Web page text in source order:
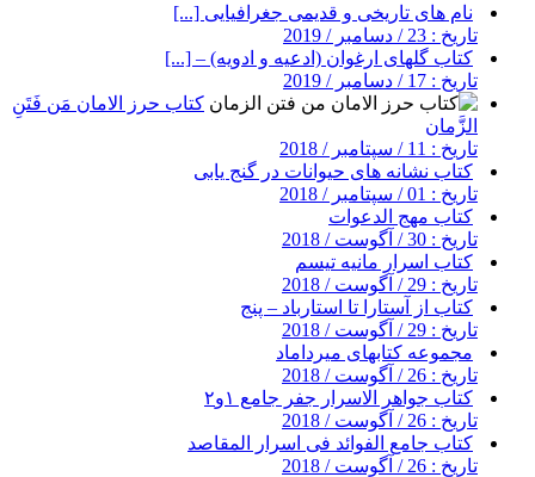
نام های تاریخی و قدیمی جغرافیایی [...]
تاریخ : 23 / دسامبر / 2019
کتاب گلهای ارغوان (ادعیه و ادویه) – [...]
تاریخ : 17 / دسامبر / 2019
کتاب حرز الامان مَن فَتَنِ
الزَّمان
تاریخ : 11 / سپتامبر / 2018
کتاب نشانه های حیوانات در گنج یابی
تاریخ : 01 / سپتامبر / 2018
کتاب مهج الدعوات
تاریخ : 30 / آگوست / 2018
کتاب اسرار مانیه تیسم
تاریخ : 29 / آگوست / 2018
کتاب از آستارا تا استارباد – پنج
تاریخ : 29 / آگوست / 2018
مجموعه کتابهای میرداماد
تاریخ : 26 / آگوست / 2018
کتاب جواهر الاسرار جفر جامع ۱و۲
تاریخ : 26 / آگوست / 2018
کتاب جامع الفوائد فی اسرار المقاصد
تاریخ : 26 / آگوست / 2018